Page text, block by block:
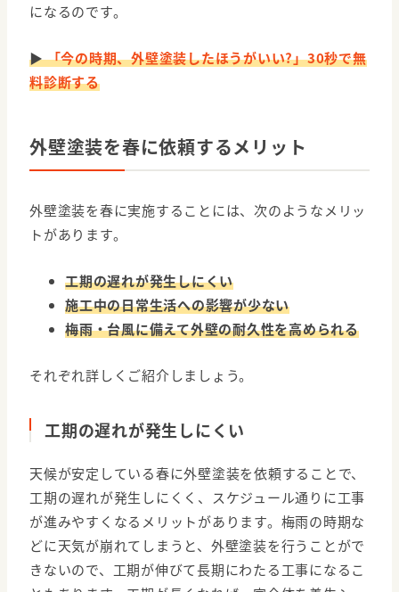
になるのです。
▶「今の時期、外壁塗装したほうがいい?」30秒で無
料診断する
外壁塗装を春に依頼するメリット
外壁塗装を春に実施することには、次のようなメリッ
トがあります。
工期の遅れが発生しにくい
施工中の日常生活への影響が少ない
梅雨・台風に備えて外壁の耐久性を高められる
それぞれ詳しくご紹介しましょう。
工期の遅れが発生しにくい
天候が安定している春に外壁塗装を依頼することで、
工期の遅れが発生しにくく、スケジュール通りに工事
が進みやすくなるメリットがあります。梅雨の時期な
どに天気が崩れてしまうと、外壁塗装を行うことがで
きないので、工期が伸びて長期にわたる工事になるこ